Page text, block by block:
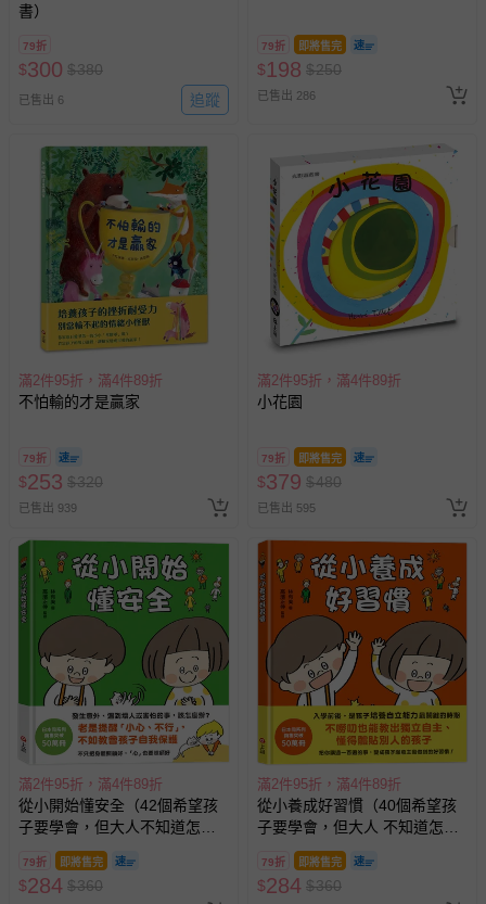
LINE@客服ID: @mamilove我們將依序為您處理
針對滿件折/滿額贈…等活動，如因部份退貨，而該訂單保
回。
部分商品依據消費者保護法的規定，不適用七天鑑賞期/猶
豫期範圍：
易於腐敗、保存期限較短或解約時即將逾期（例如生鮮
商品、食品等）。
客製化商品（例如客製生日書、姓名貼等）。
報紙、期刊或雜誌（惟書籍如經拆封、使用，則酌收整
新費用）。
經消費者拆封之影音商品或電腦軟體（例如 DVD、CD
非以有形媒介提供之數位內容或一經提供即為完成之線
上服務，經消費者事先同意始提供（例如線上課程、遊
戲或活動點數等）。
已拆封之以下類型商品：
-個人衛生用品（例如尿布、貼身衣物、泳裝、襪子、地
墊、寢具類等）。
-新生兒親膚衣物（嬰幼兒包巾與背巾、包屁衣、學習
褲、紗布衣等）。
-接觸性孕哺產品（奶嘴、奶瓶、擠乳器、哺乳衣、托腹
帶束縛衣、餐搖椅等）。
-其他原廠盒裝商品封口處已貼上「不可拆封」，或具警
示字句等說明貼紙、封條者。
國際航空、客運、訂房等服務。
相關的退換貨辦理流程，可詳見：退換貨 & 退款問題
其他常見問題：
書）
79折
$300 $380
已售出 6 追蹤
79折 即將售完
$198 $250
已售出 286
滿2件95折，滿4件89折
不怕輸的才是贏家
79折
$253 $320
已售出 939
滿2件95折，滿4件89折
小花園
79折 即將售完
$379 $480
已售出 595
滿2件95折，滿4件89折
從小開始懂安全（42個希望孩
子要學會，但大人不知道怎麼
教的安全守則）
79折 即將售完
$284 $360
滿2件95折，滿4件89折
從小養成好習慣（40個希望孩
子要學會，但大人 不知道怎麼
教的生活習慣）
79折 即將售完
$284 $360